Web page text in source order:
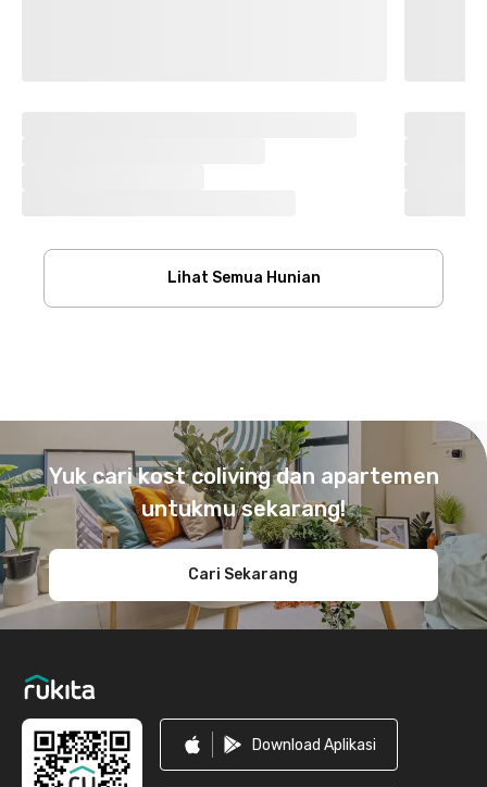
Lihat Semua Hunian
Yuk cari kost coliving dan apartemen
untukmu sekarang!
Cari Sekarang
Download Aplikasi